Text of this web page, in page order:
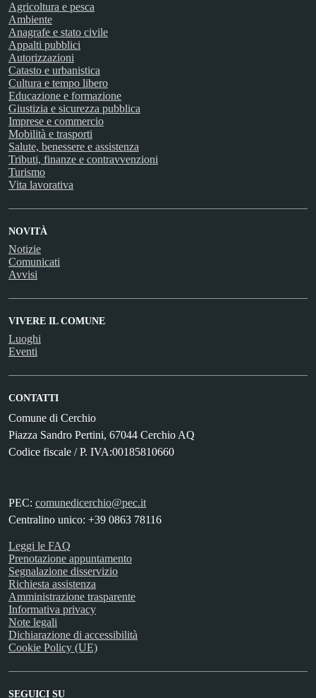
Agricoltura e pesca
Ambiente
Anagrafe e stato civile
Appalti pubblici
Autorizzazioni
Catasto e urbanistica
Cultura e tempo libero
Educazione e formazione
Giustizia e sicurezza pubblica
Imprese e commercio
Mobilità e trasporti
Salute, benessere e assistenza
Tributi, finanze e contravvenzioni
Turismo
Vita lavorativa
NOVITÀ
Notizie
Comunicati
Avvisi
VIVERE IL COMUNE
Luoghi
Eventi
CONTATTI
Comune di Cerchio
Piazza Sandro Pertini, 67044 Cerchio AQ
Codice fiscale / P. IVA:00185810660
PEC: comunedicerchio@pec.it
Centralino unico: +39 0863 78116
Leggi le FAQ
Prenotazione appuntamento
Segnalazione disservizio
Richiesta assistenza
Amministrazione trasparente
Informativa privacy
Note legali
Dichiarazione di accessibilità
Cookie Policy (UE)
SEGUICI SU